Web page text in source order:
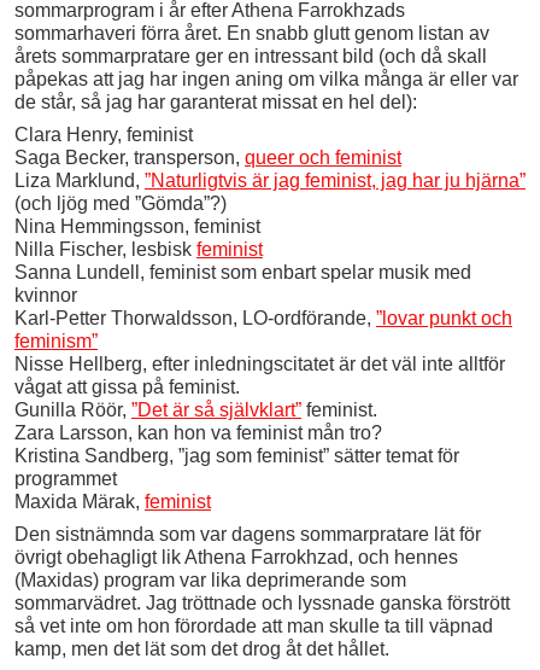
sommarprogram i år efter Athena Farrokhzads
sommarhaveri förra året. En snabb glutt genom listan av
årets sommarpratare ger en intressant bild (och då skall
påpekas att jag har ingen aning om vilka många är eller var
de står, så jag har garanterat missat en hel del):
Clara Henry, feminist
Saga Becker, transperson, queer och feminist
Liza Marklund, ”Naturligtvis är jag feminist, jag har ju hjärna”
(och ljög med ”Gömda”?)
Nina Hemmingsson, feminist
Nilla Fischer, lesbisk feminist
Sanna Lundell, feminist som enbart spelar musik med
kvinnor
Karl-Petter Thorwaldsson, LO-ordförande, ”lovar punkt och
feminism”
Nisse Hellberg, efter inledningscitatet är det väl inte alltför
vågat att gissa på feminist.
Gunilla Röör, ”Det är så självklart” feminist.
Zara Larsson, kan hon va feminist mån tro?
Kristina Sandberg, ”jag som feminist” sätter temat för
programmet
Maxida Märak, feminist
Den sistnämnda som var dagens sommarpratare lät för
övrigt obehagligt lik Athena Farrokhzad, och hennes
(Maxidas) program var lika deprimerande som
sommarvädret. Jag tröttnade och lyssnade ganska förstrött
så vet inte om hon förordade att man skulle ta till väpnad
kamp, men det lät som det drog åt det hållet.